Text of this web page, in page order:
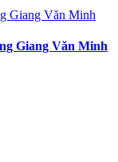
Giang Văn Minh